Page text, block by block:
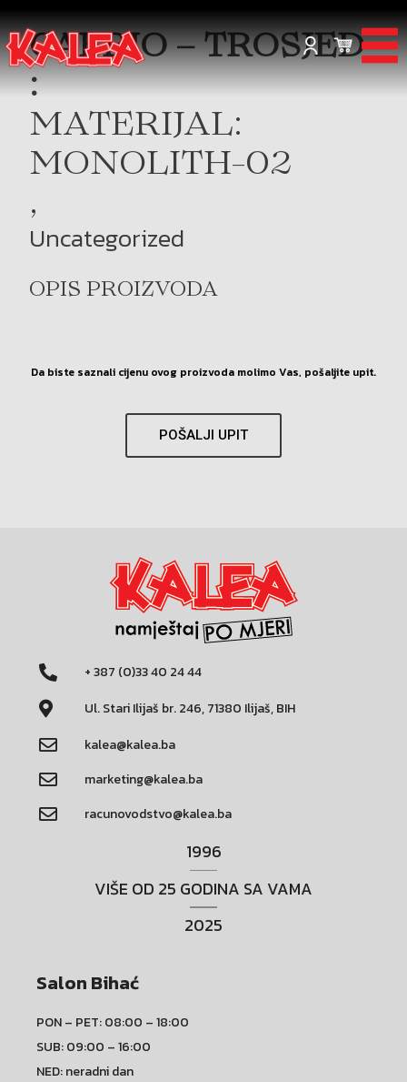
CABRIO – TROSJED
:
MATERIJAL:
MONOLITH-02
,
Uncategorized
OPIS PROIZVODA
Da biste saznali cijenu ovog proizvoda molimo Vas, pošaljite upit.
POŠALJI UPIT
+ 387 (0)33 40 24 44
Ul. Stari Ilijaš br. 246, 71380 Ilijaš, BIH
kalea@kalea.ba
marketing@kalea.ba
racunovodstvo@kalea.ba
1996
VIŠE OD 25 GODINA SA VAMA
2025
Salon Bihać
PON – PET: 08:00 – 18:00
SUB: 09:00 – 16:00
NED: neradni dan